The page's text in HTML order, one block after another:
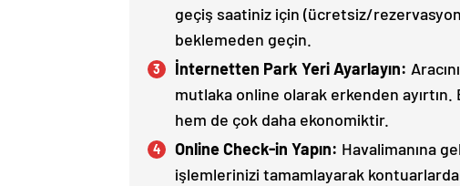
geçiş saatiniz için (ücretsiz/
beklemeden geçin.
İnternetten Park Yeri Ayarlayın:
mutlaka online olarak erkenden
hem de çok daha ekonomiktir.
Online Check-in Yapın: Havalimanına
işlemlerinizi tamamlayarak